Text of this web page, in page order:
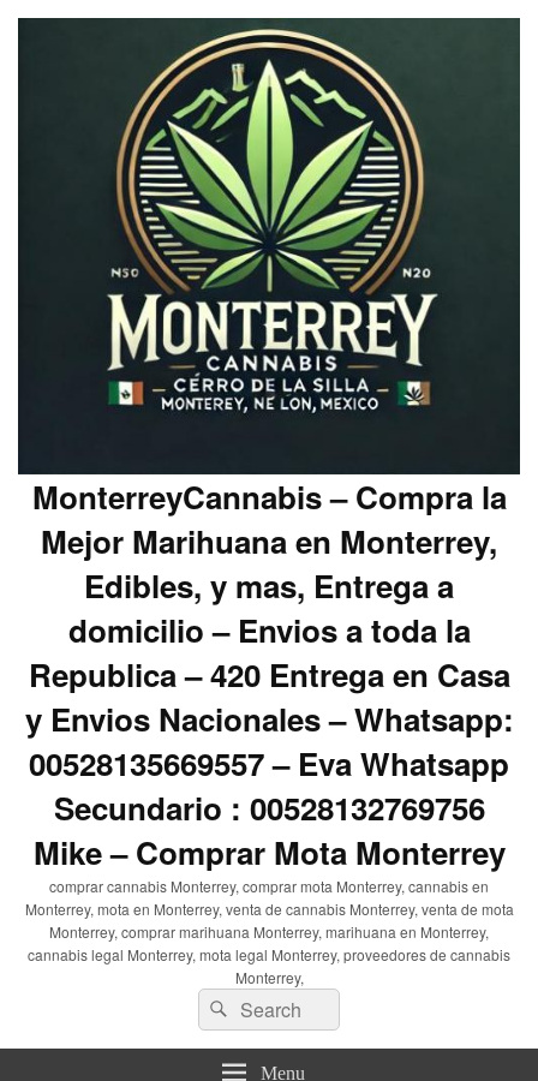
MonterreyCannabis – Compra la
Mejor Marihuana en Monterrey,
Edibles, y mas, Entrega a
domicilio – Envios a toda la
Republica – 420 Entrega en Casa
y Envios Nacionales – Whatsapp:
00528135669557 – Eva Whatsapp
Secundario : 00528132769756
Mike – Comprar Mota Monterrey
comprar cannabis Monterrey, comprar mota Monterrey, cannabis en
Monterrey, mota en Monterrey, venta de cannabis Monterrey, venta de mota
Monterrey, comprar marihuana Monterrey, marihuana en Monterrey,
cannabis legal Monterrey, mota legal Monterrey, proveedores de cannabis
Monterrey,
Search
for:
Search
Menu